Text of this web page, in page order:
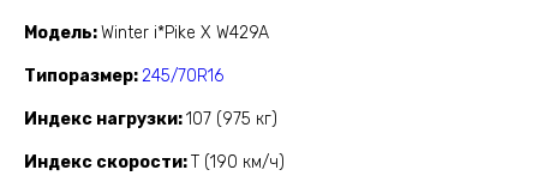
Модель Winter i*Pike X W429A
Типоразмер 245/70R16
Индекс нагрузки 107 (975 кг)
Индекс скорости T (190 км/ч)